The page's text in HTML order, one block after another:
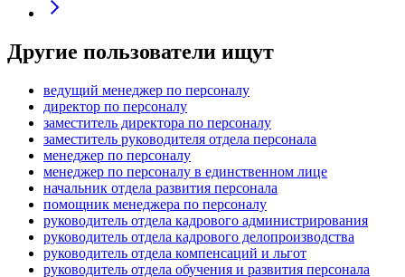
Другие пользователи ищут
ведущий менеджер по персоналу
директор по персоналу
заместитель директора по персоналу
заместитель руководителя отдела персонала
менеджер по персоналу
менеджер по персоналу в единственном лице
начальник отдела развития персонала
помощник менеджера по персоналу
руководитель отдела кадрового администрирования
руководитель отдела кадрового делопроизводства
руководитель отдела компенсаций и льгот
руководитель отдела обучения и развития персонала